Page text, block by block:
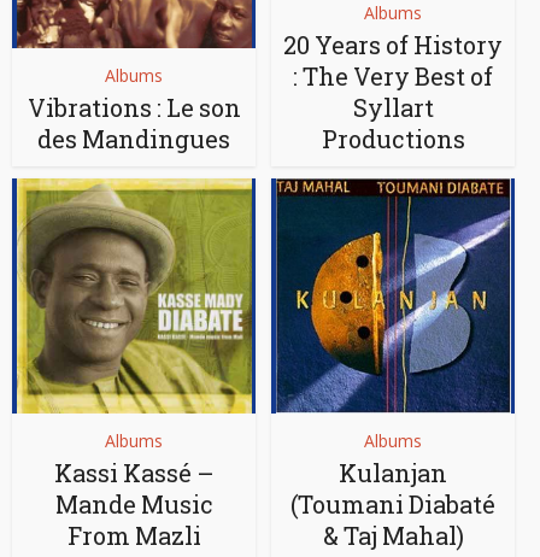
Albums
Vibrations : Le son
des Mandingues
Albums
20 Years of History
: The Very Best of
Syllart
Productions
Albums
Kassi Kassé –
Mande Music
From Mazli
Albums
Kulanjan
(Toumani Diabaté
& Taj Mahal)